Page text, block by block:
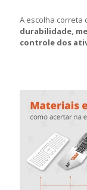
A escolha correta
durabilidade,
controle dos